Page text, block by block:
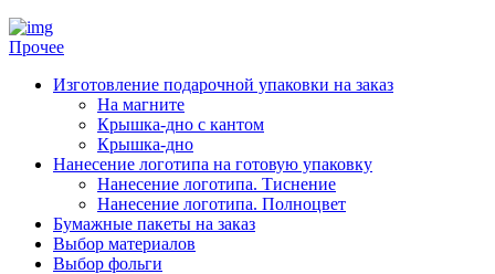
Прочее
Изготовление подарочной упаковки на заказ
На магните
Крышка-дно с кантом
Крышка-дно
Нанесение логотипа на готовую упаковку
Нанесение логотипа. Тиснение
Нанесение логотипа. Полноцвет
Бумажные пакеты на заказ
Выбор материалов
Выбор фольги